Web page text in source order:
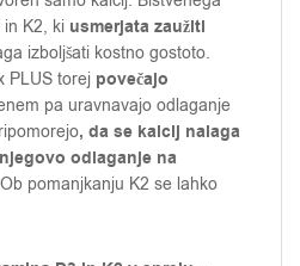
K2, ki usmerjata zaužiti
izboljšati kostno gostoto.
PLUS torej povečajo
pa uravnavajo odlaganje
, da se kalcij nalaga
odlaganje na
Ob pomanjkanju K2 se lahko